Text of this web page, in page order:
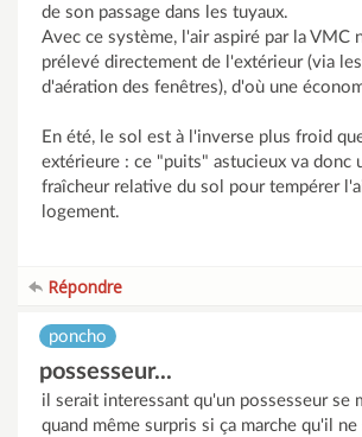
de son passage dans les tuyaux.
Avec ce système, l'air aspiré par la VMC
prélevé directement de l'extérieur (via
d'aération des fenêtres), d'où une
En été, le sol est à l'inverse plus froid
extérieure : ce "puits" astucieux va donc
fraîcheur relative du sol pour tempérer
logement.
Répondre
poncho
possesseur...
il serait interessant qu'un possesseur se
quand même surpris si ça marche qu'il